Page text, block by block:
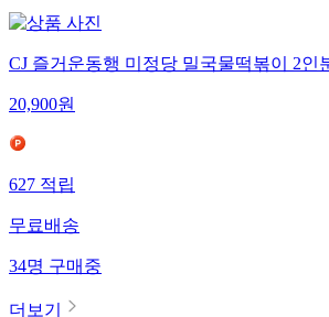
CJ 즐거운동행 미정당 밀국물떡볶이 2인
20,900원
627적립
무료배송
34명구매중